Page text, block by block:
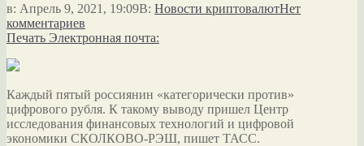
в: Апрель 9, 2021, 19:09В: Новости криптовалютНет
комментариев
Печать Электронная почта:
Каждый пятый россиянин «категорически против»
цифрового рубля. К такому выводу пришел Центр
исследования финансовых технологий и цифровой
экономики СКОЛКОВО-РЭШ, пишет ТАСС.